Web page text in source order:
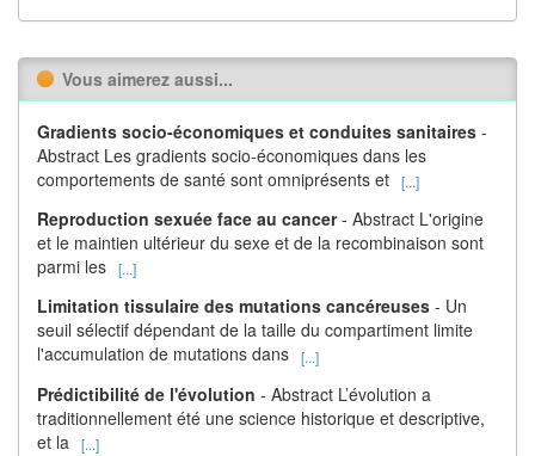
Vous aimerez aussi...
Gradients socio-économiques et conduites sanitaires -
Abstract Les gradients socio-économiques dans les
comportements de santé sont omniprésents et [...]
Reproduction sexuée face au cancer- Abstract L'origine
et le maintien ultérieur du sexe et de la recombinaison sont
parmi les [...]
Limitation tissulaire des mutations cancéreuses - Un
seuil sélectif dépendant de la taille du compartiment limite
l'accumulation de mutations dans [...]
Prédictibilité de l'évolution - Abstract L’évolution a
traditionnellement été une science historique et descriptive,
et la
[...]